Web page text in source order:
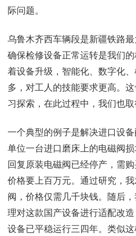
际问题。
乌鲁木齐西车辆段是新疆铁路最
确保检修设备正常运转是我们
着设备升级，智能化、数字化
多，对工人的技能要求更高。
习探索，在此过程中，我们也取
一个典型的例子是解决进口设备
单位一台进口磨床上的电磁阀
回复原装电磁阀已经停产，需
价格要上百万元。通过研究，
阀，价格仅需几千块钱。随后
理对这款国产设备进行适配改造
设备已平稳运行三四年。类似